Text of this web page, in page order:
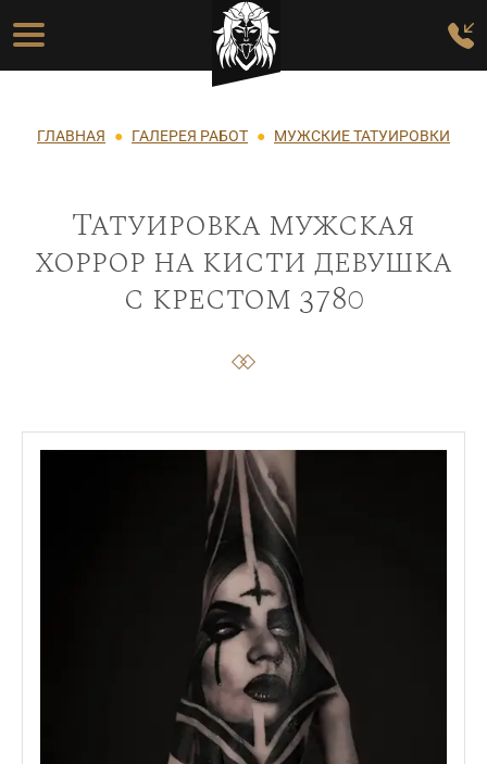
Перейти к основному содержанию
Основная навигация
Строка навигации
ГЛАВНАЯ ГАЛЕРЕЯ РАБОТ МУЖСКИЕ ТАТУИРОВКИ
Татуировка мужская
хоррор на кисти девушка
с крестом 3780